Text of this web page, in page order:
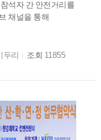
석자 간 안전거리를
채널을 통해
두리 조회 11855